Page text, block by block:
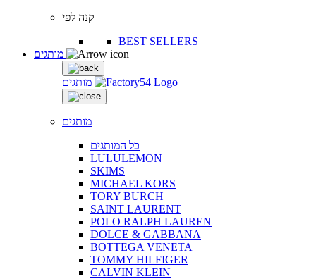
קנה לפי
BEST SELLERS
מותגים
מותגים
כל המותגים
LULULEMON
SKIMS
MICHAEL KORS
TORY BURCH
SAINT LAURENT
POLO RALPH LAUREN
DOLCE & GABBANA
BOTTEGA VENETA
TOMMY HILFIGER
CALVIN KLEIN